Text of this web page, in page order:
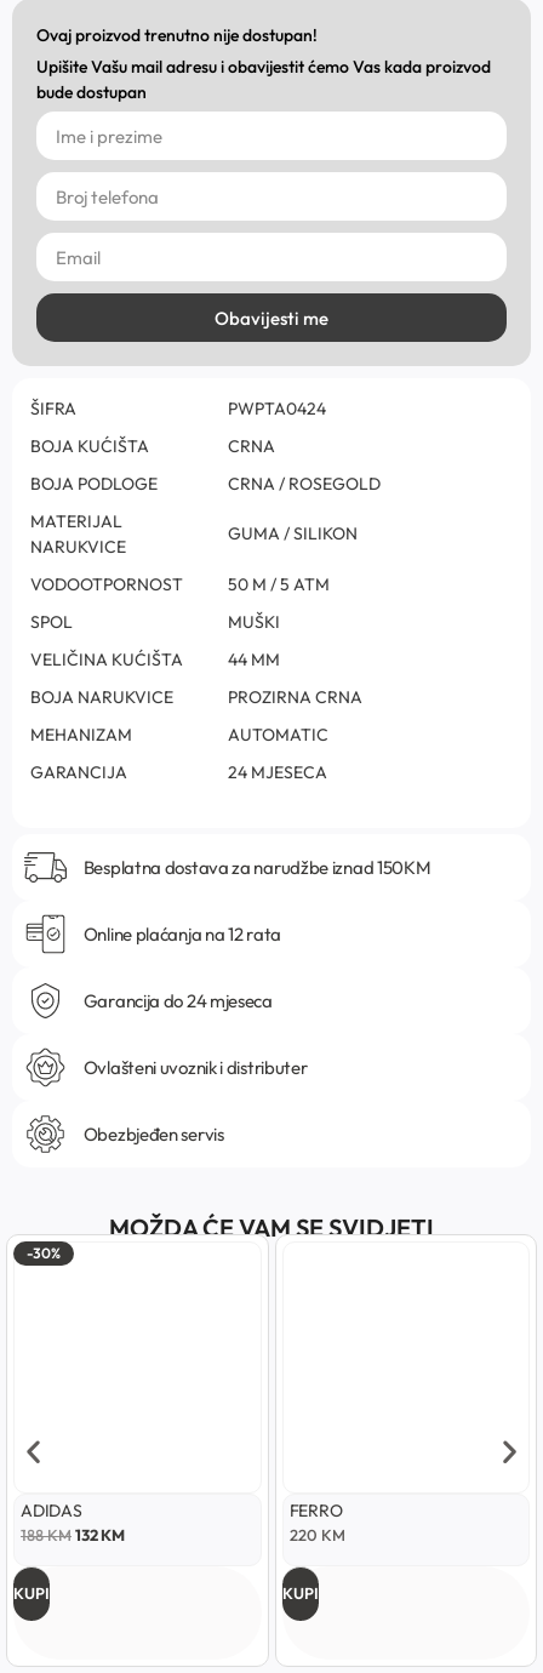
Ovaj proizvod trenutno nije dostupan!
Upišite Vašu mail adresu i obavijestit ćemo Vas kada proizvod
bude dostupan
Obavijesti me
ŠIFRA
PWPTA0424
BOJA KUĆIŠTA
CRNA
BOJA PODLOGE
CRNA / ROSEGOLD
MATERIJAL
NARUKVICE
GUMA / SILIKON
VODOOTPORNOST
50 M / 5 ATM
SPOL
MUŠKI
VELIČINA KUĆIŠTA
44 MM
BOJA NARUKVICE
PROZIRNA CRNA
MEHANIZAM
AUTOMATIC
GARANCIJA
24 MJESECA
Besplatna dostava za narudžbe iznad 150KM
Online plaćanja na 12 rata
Garancija do 24 mjeseca
Ovlašteni uvoznik i distributer
Obezbjeđen servis
MOŽDA ĆE VAM SE SVIDJETI
-30%
ADIDAS
188KM132KM
KUPI
FERRO
220 KM
KUPI